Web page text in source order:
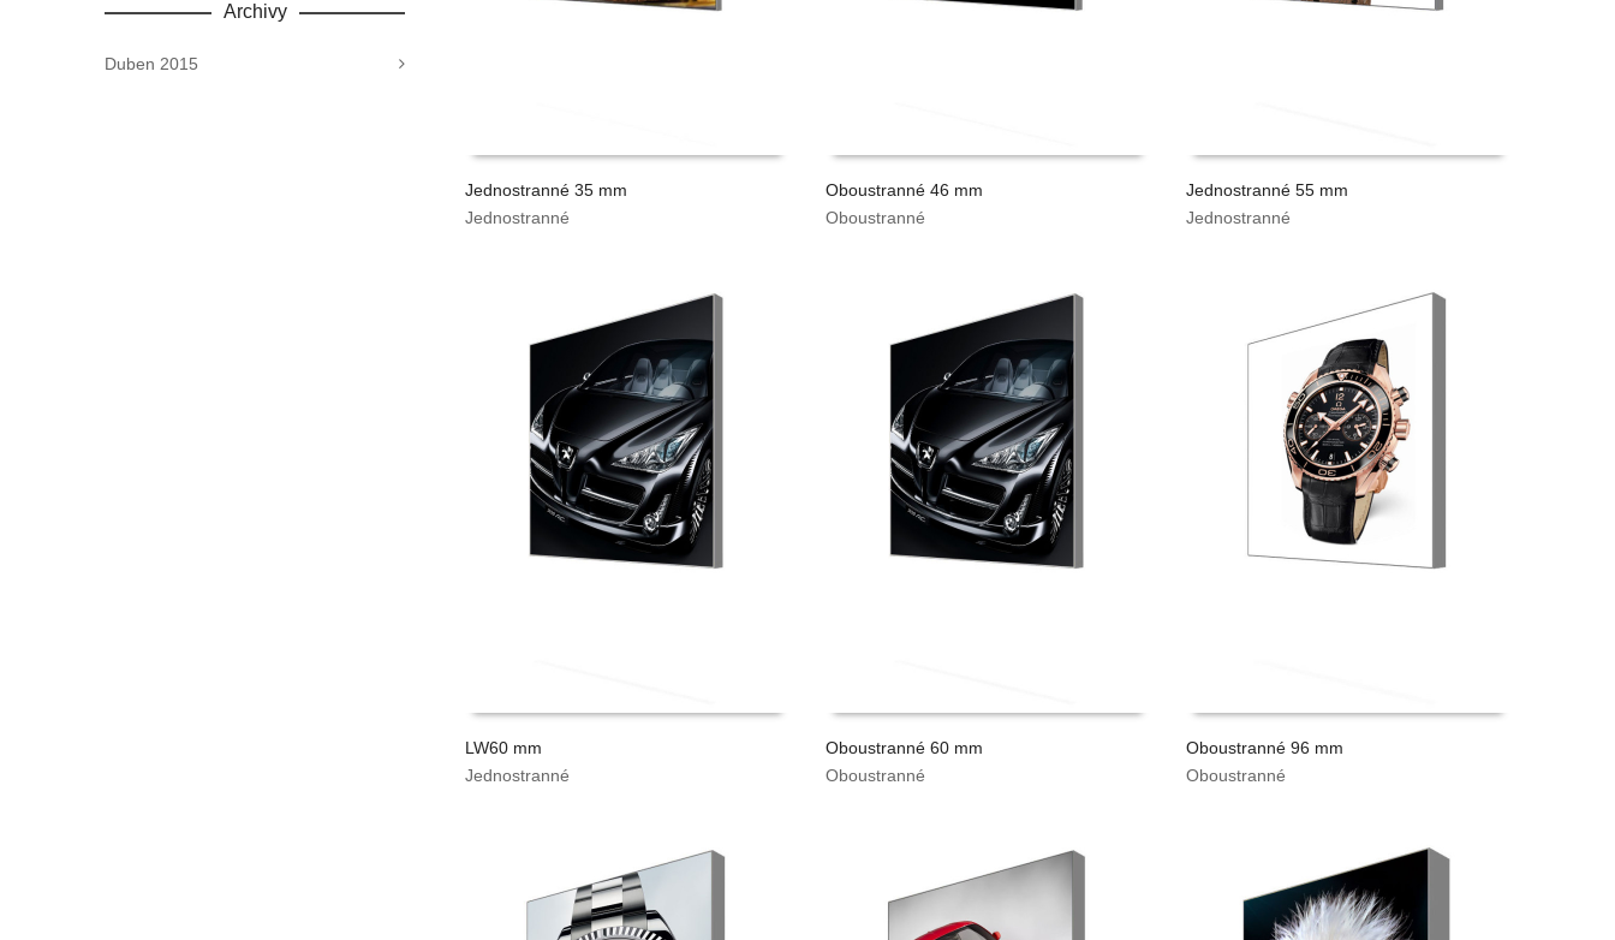
VYPOČÍTAT CENU
Jednostranné 35 mm
Jednostranné
VYPOČÍTAT CENU
Oboustranné 46 mm
Oboustranné
VYPOČÍTAT CENU
Jednostranné 55 mm
Jednostranné
VYPOČÍTAT CENU
LW60 mm
Jednostranné
VYPOČÍTAT CENU
Oboustranné 60 mm
Oboustranné
VYPOČÍTAT CENU
Oboustranné 96 mm
Oboustranné
Archivy
Duben 2015